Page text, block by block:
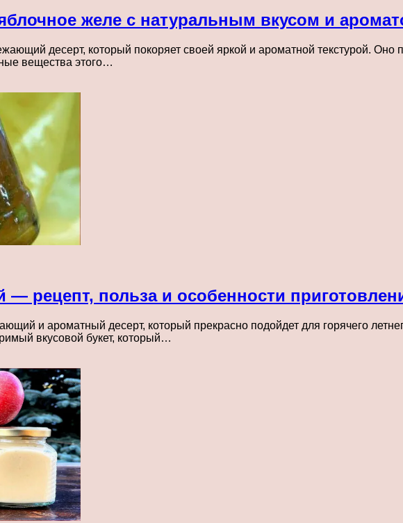
желе с натуральным вкусом и
десерт, который покоряет своей яркой и ароматной текстурой. Оно
вещества этого…
— рецепт, польза и особенности
и ароматный десерт, который прекрасно подойдет для горячего
вкусовой букет, который…